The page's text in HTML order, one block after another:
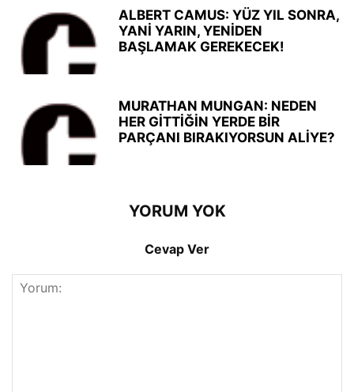
ALBERT CAMUS: YÜZ YIL SONRA,
YANİ YARIN, YENİDEN
BAŞLAMAK GEREKECEK!
MURATHAN MUNGAN: NEDEN
HER GİTTİĞİN YERDE BİR
PARÇANI BIRAKIYORSUN ALİYE?
YORUM YOK
Cevap Ver